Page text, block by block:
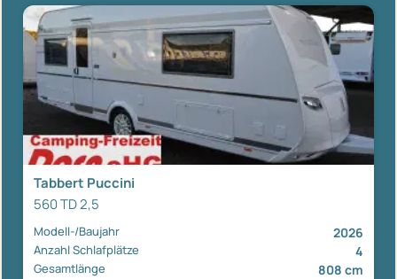
Tabbert Puccini
560 TD 2,5
Modell-/Baujahr 2026
Anzahl Schlafplätze 4
Gesamtlänge 808 cm